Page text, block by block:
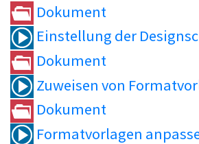
Dokument
Einstellung der
Dokument
Zuweisen von
Dokument
Formatvorlagen